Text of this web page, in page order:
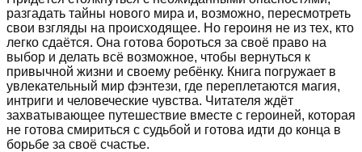
разгадать тайны нового мира и, возможно, пересмотреть
свои взгляды на происходящее. Но героиня не из тех, кто
легко сдаётся. Она готова бороться за своё право на
выбор и делать всё возможное, чтобы вернуться к
привычной жизни и своему ребёнку. Книга погружает в
увлекательный мир фэнтези, где переплетаются магия,
интриги и человеческие чувства. Читателя ждёт
захватывающее путешествие вместе с героиней, которая
не готова смириться с судьбой и готова идти до конца в
борьбе за своё счастье.